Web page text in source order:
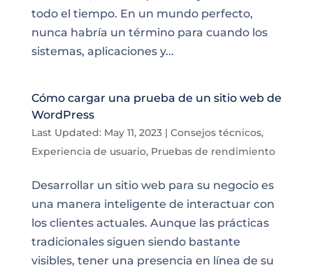
todo el tiempo. En un mundo perfecto,
nunca habría un término para cuando los
sistemas, aplicaciones y...
Cómo cargar una prueba de un sitio web de
WordPress
Last Updated: May 11, 2023| Consejos técnicos,
Experiencia de usuario, Pruebas de rendimiento
Desarrollar un sitio web para su negocio es
una manera inteligente de interactuar con
los clientes actuales. Aunque las prácticas
tradicionales siguen siendo bastante
visibles, tener una presencia en línea de su